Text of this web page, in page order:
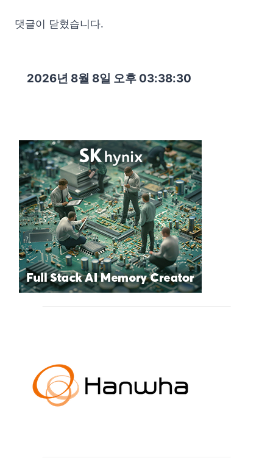
댓글이 닫혔습니다.
2026년 8월 8일 오후 03:38:31